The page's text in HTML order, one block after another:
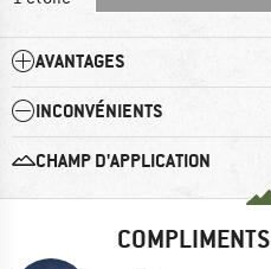
AVANTAGES
INCONVÉNIENTS
CHAMP D'APPLICATION
COMPLIMENTS